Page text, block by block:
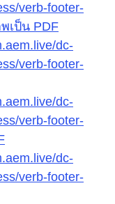
verb-footer-
เป็น PDF
dc-
verb-footer-
dc-
verb-footer-
dc-
verb-footer-